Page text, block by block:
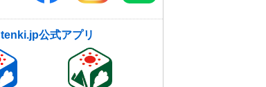
tenki.jp公式アプリ